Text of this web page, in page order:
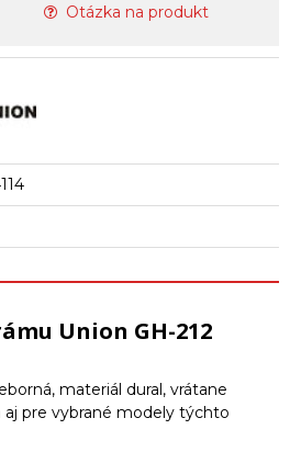
Otázka na produkt
Union GH-212
materiál dural, vrátane
pre vybrané modely týchto